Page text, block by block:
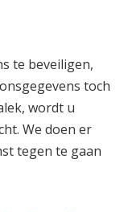
te beveiligen,
toch
wordt u
We doen er
tegen te gaan